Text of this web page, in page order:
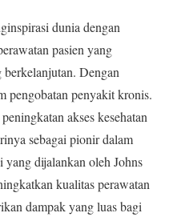
dunia dengan
pasien yang
Dengan
pengobatan penyakit kronis.
akses kesehatan
sebagai pionir dalam
yang dijalankan oleh Johns
kualitas perawatan
dampak yang luas bagi